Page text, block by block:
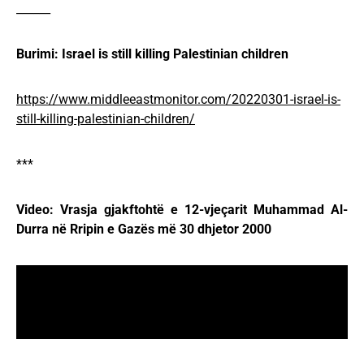
Burimi: Israel is still killing Palestinian children
https://www.middleeastmonitor.com/20220301-israel-is-
still-killing-palestinian-children/
***
Video: Vrasja gjakftohtë e 12-vjeçarit Muhammad Al-
Durra në Rripin e Gazës më 30 dhjetor 2000